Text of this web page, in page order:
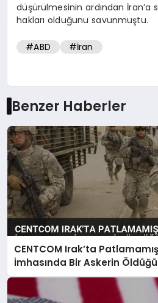
düşürülmesinin ardından İran’a
hakları olduğunu savunmuştu.
#ABD #İran
Benzer Haberler
CENTCOM Irak’ta
İmhasında Bir Askerin